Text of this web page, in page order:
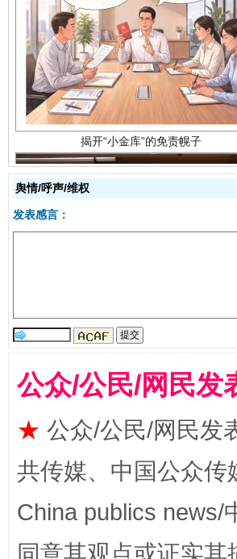
揭开“小金库”的免责幌子
全民健身五年计划来了！等你上场
舆情/呼声/维权
发表感言：
公众/公民/网民发
★ 公众/公民/网民发
共传媒、中国公众传
China publics news/
同意其观点或证实